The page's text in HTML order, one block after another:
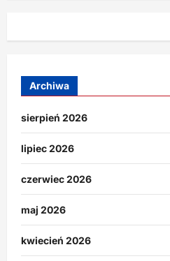
Archiwa
sierpień 2026
lipiec 2026
czerwiec 2026
maj 2026
kwiecień 2026